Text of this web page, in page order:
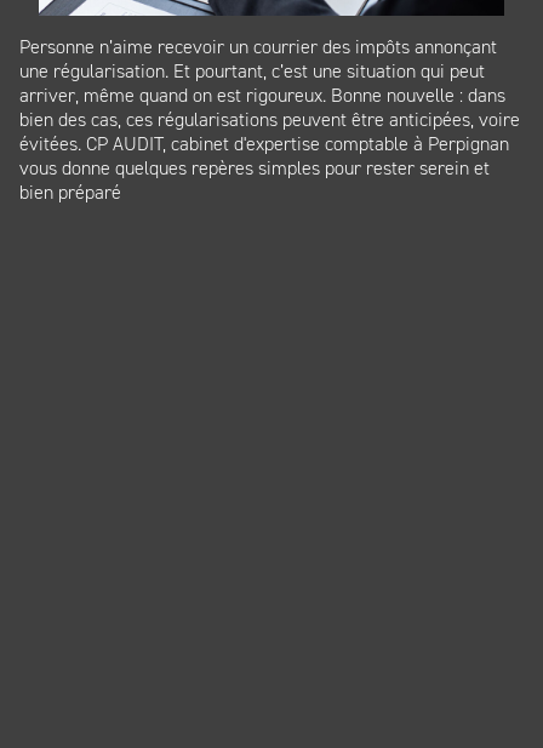
Personne n’aime recevoir un courrier des impôts annonçant
une régularisation. Et pourtant, c’est une situation qui peut
arriver, même quand on est rigoureux. Bonne nouvelle : dans
bien des cas, ces régularisations peuvent être anticipées, voire
évitées. CP AUDIT, cabinet d'expertise comptable à Perpignan
vous donne quelques repères simples pour rester serein et
bien préparé